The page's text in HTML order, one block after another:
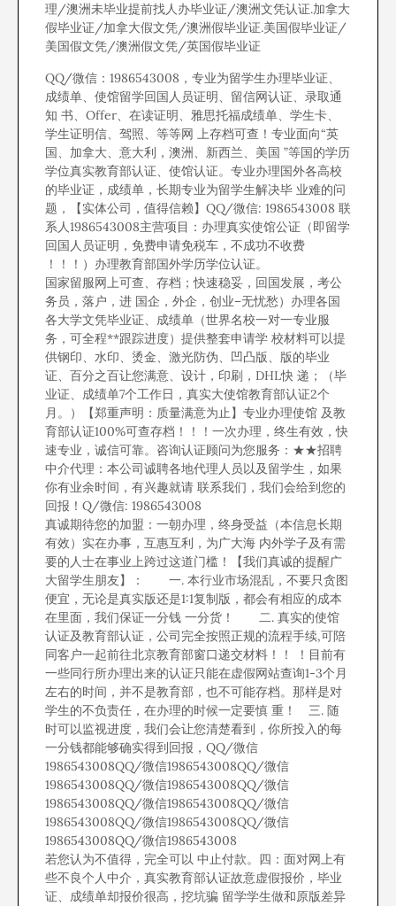
理/澳洲未毕业提前找人办毕业证/澳洲文凭认证.加拿大
假毕业证/加拿大假文凭/澳洲假毕业证.美国假毕业证/
美国假文凭/澳洲假文凭/英国假毕业证
QQ/微信：1986543008，专业为留学生办理毕业证、
成绩单、使馆留学回国人员证明、留信网认证、录取通
知 书、Offer、在读证明、雅思托福成绩单、学生卡、
学生证明信、驾照、等等网 上存档可查！专业面向“英
国、加拿大、意大利，澳洲、新西兰、美国 ”等国的学历
学位真实教育部认证、使馆认证。专业办理国外各高校
的毕业证，成绩单，长期专业为留学生解决毕 业难的问
题，【实体公司，值得信赖】QQ/微信: 1986543008 联
系人1986543008主营项目：办理真实使馆公证（即留学
回国人员证明，免费申请免税车，不成功不收费
！！！）办理教育部国外学历学位认证。
国家留服网上可查、存档；快速稳妥，回国发展，考公
务员，落户，进 国企，外企，创业–无忧愁）办理各国
各大学文凭毕业证、成绩单（世界名校一对一专业服
务，可全程**跟踪进度）提供整套申请学 校材料可以提
供钢印、水印、烫金、激光防伪、凹凸版、版的毕业
证、百分之百让您满意、设计，印刷，DHL快 递；（毕
业证、成绩单7个工作日，真实大使馆教育部认证2个
月。）【郑重声明：质量满意为止】专业办理使馆 及教
育部认证100%可查存档！！！一次办理，终生有效，快
速专业，诚信可靠。咨询认证顾问为您服务：★★招聘
中介代理：本公司诚聘各地代理人员以及留学生，如果
你有业余时间，有兴趣就请 联系我们，我们会给到您的
回报！Q/微信: 1986543008
真诚期待您的加盟：一朝办理，终身受益（本信息长期
有效）实在办事，互惠互利，为广大海 内外学子及有需
要的人士在事业上跨过这道门槛！【我们真诚的提醒广
大留学生朋友】： 一. 本行业市场混乱，不要只贪图
便宜，无论是真实版还是1:1复制版，都会有相应的成本
在里面，我们保证一分钱 一分货！ 二. 真实的使馆
认证及教育部认证，公司完全按照正规的流程手续,可陪
同客户一起前往北京教育部窗口递交材料！！ ！目前有
一些同行所办理出来的认证只能在虚假网站查询1-3个月
左右的时间，并不是教育部，也不可能存档。那样是对
学生的不负责任，在办理的时候一定要慎 重！ 三. 随
时可以监视进度，我们会让您清楚看到，你所投入的每
一分钱都能够确实得到回报，QQ/微信
1986543008QQ/微信1986543008QQ/微信
1986543008QQ/微信1986543008QQ/微信
1986543008QQ/微信1986543008QQ/微信
1986543008QQ/微信1986543008QQ/微信
1986543008QQ/微信1986543008
若您认为不值得，完全可以 中止付款。四：面对网上有
些不良个人中介，真实教育部认证故意虚假报价，毕业
证、成绩单却报价很高，挖坑骗 留学学生做和原版差异